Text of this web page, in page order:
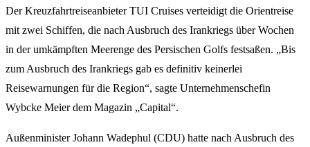
Der Kreuzfahrtreiseanbieter TUI Cruises verteidigt die Orientreise
mit zwei Schiffen, die nach Ausbruch des Irankriegs über Wochen
in der umkämpften Meerenge des Persischen Golfs festsaßen. „Bis
zum Ausbruch des Irankriegs gab es definitiv keinerlei
Reisewarnungen für die Region“, sagte Unternehmenschefin
Wybcke Meier dem Magazin „Capital“.
Außenminister Johann Wadephul (CDU) hatte nach Ausbruch des